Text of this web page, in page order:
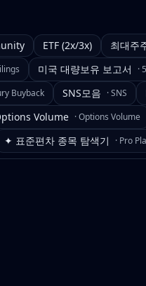
ETF (2x/3x) 최대주
미국 대량보유 보고서 ·
Buyback SNS모음 ·SNS
Volume ·Options Volume
✦ 표준편차 종목 탐색기 · Pro